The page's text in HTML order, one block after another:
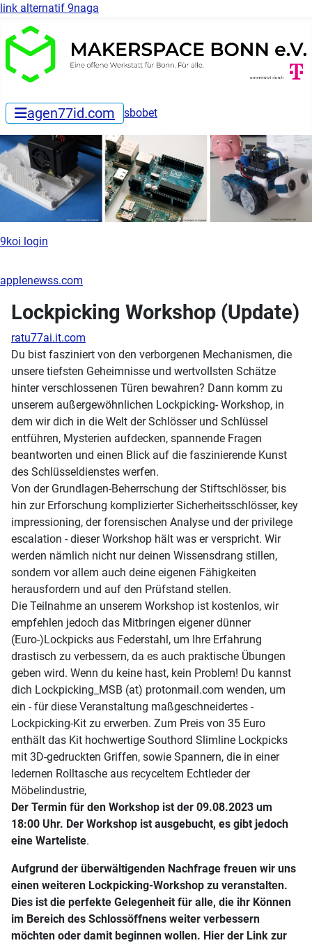
link alternatif 9naga
agen77id.com sbobet
9koi login
Lockpicking Workshop (Update)
ratu77ai.it.com
Du bist fasziniert von den verborgenen Mechanismen, die
unsere tiefsten Geheimnisse und wertvollsten Schätze
hinter verschlossenen Türen bewahren? Dann komm zu
unserem außergewöhnlichen Lockpicking- Workshop, in
dem wir dich in die Welt der Schlösser und Schlüssel
entführen, Mysterien aufdecken, spannende Fragen
beantworten und einen Blick auf die faszinierende Kunst
des Schlüsseldienstes werfen.
Von der Grundlagen-Beherrschung der Stiftschlösser, bis
hin zur Erforschung komplizierter Sicherheitsschlösser, key
impressioning, der forensischen Analyse und der privilege
escalation - dieser Workshop hält was er verspricht. Wir
werden nämlich nicht nur deinen Wissensdrang stillen,
sondern vor allem auch deine eigenen Fähigkeiten
herausfordern und auf den Prüfstand stellen.
Die Teilnahme an unserem Workshop ist kostenlos, wir
empfehlen jedoch das Mitbringen eigener dünner
(Euro-)Lockpicks aus Federstahl, um Ihre Erfahrung
drastisch zu verbessern, da es auch praktische Übungen
geben wird. Wenn du keine hast, kein Problem! Du kannst
dich Lockpicking_MSB (at) protonmail.com wenden, um
ein - für diese Veranstaltung maßgeschneidertes -
Lockpicking-Kit zu erwerben. Zum Preis von 35 Euro
enthält das Kit hochwertige Southord Slimline Lockpicks
mit 3D-gedruckten Griffen, sowie Spannern, die in einer
ledernen Rolltasche aus recyceltem Echtleder der
Möbelindustrie,
Der Termin für den Workshop ist der 09.08.2023 um
18:00 Uhr. Der Workshop ist ausgebucht, es gibt jedoch
eine Warteliste.
Aufgrund der überwältigenden Nachfrage freuen wir uns
einen weiteren Lockpicking-Workshop zu veranstalten.
Dies ist die perfekte Gelegenheit für alle, die ihr Können
im Bereich des Schlossöffnens weiter verbessern
möchten oder damit beginnen wollen. Hier der Link zur
applenewss.com